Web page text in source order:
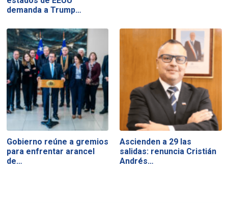
demanda a Trump…
Gobierno reúne a gremios
para enfrentar arancel
de…
Ascienden a 29 las
salidas: renuncia Cristián
Andrés…